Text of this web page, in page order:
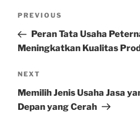
Previous
Post
PREVIOUS
Peran Tata Usaha
Meningkatkan Kualitas
Next
Post
NEXT
Memilih Jenis Usaha Jasa
Depan yang Cerah